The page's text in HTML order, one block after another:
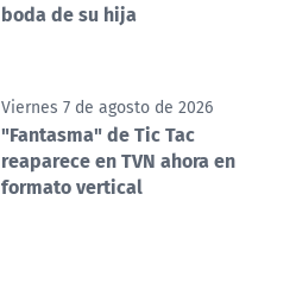
boda de su hija
Viernes 7 de agosto de 2026
"Fantasma" de Tic Tac
reaparece en TVN ahora en
formato vertical